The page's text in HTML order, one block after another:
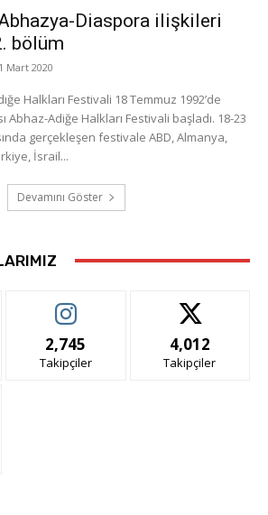
Diaspora ilişkileri
bölüm
1 Mart 2020
Festivali 18 Temmuz 1992’de
Abhaz-Adiğe Halkları Festivali başladı. 18-23
gerçekleşen festivale ABD, Almanya,
İsrail...
Devamını Göster
2,745
Takipçiler
4,012
Takipçiler